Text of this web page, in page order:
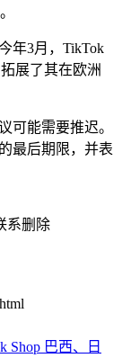
年3月， TikTok
展了其在欧洲
可能需要推迟。
最后期限，并表
系删除
Shop 巴西、日